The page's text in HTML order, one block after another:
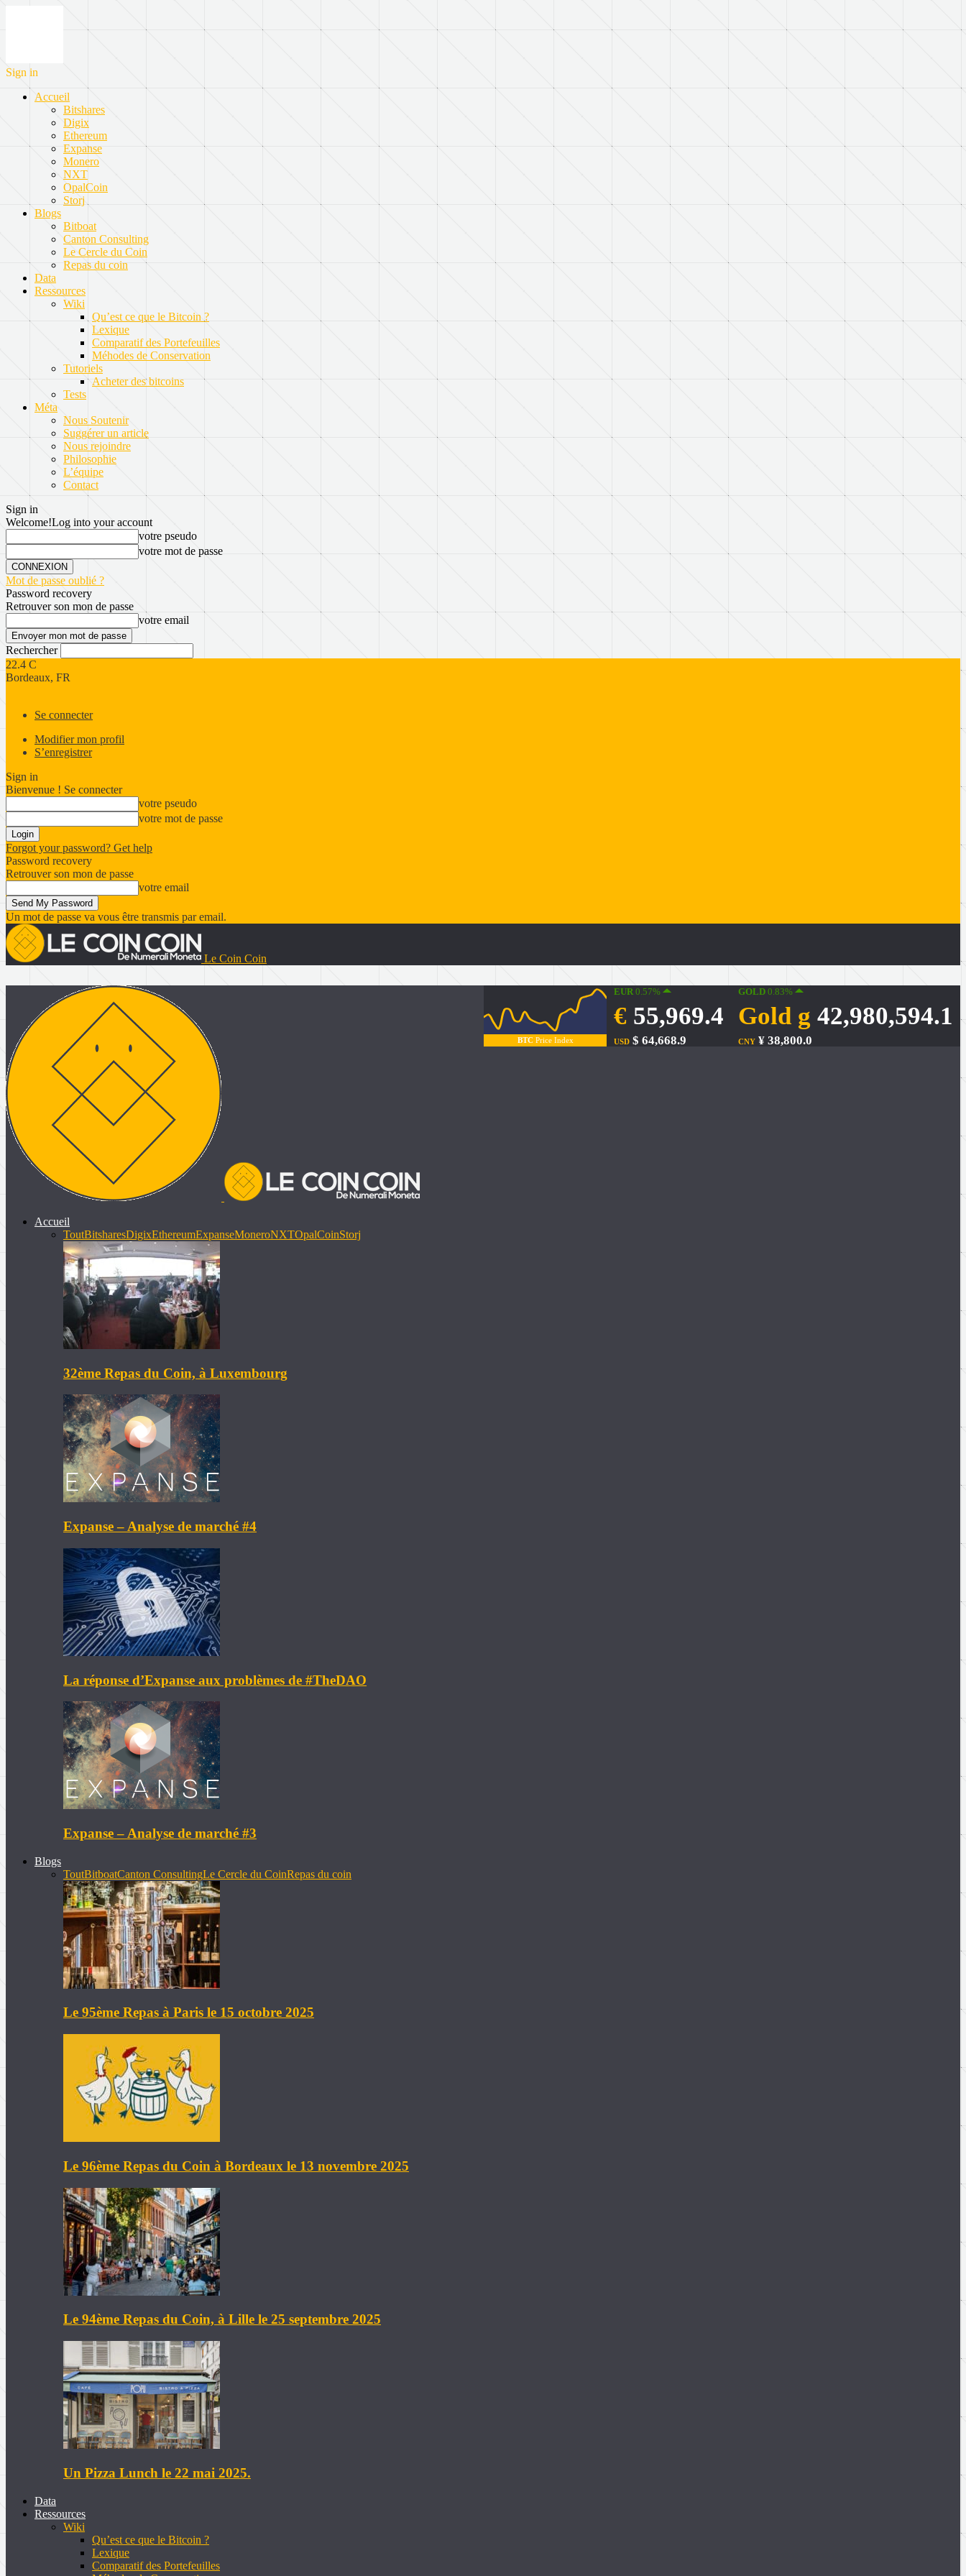
Sign in
Accueil
Bitshares
Digix
Ethereum
Expanse
Monero
NXT
OpalCoin
Storj
Blogs
Bitboat
Canton Consulting
Le Cercle du Coin
Repas du coin
Data
Ressources
Wiki
Qu’est ce que le Bitcoin ?
Lexique
Comparatif des Portefeuilles
Méhodes de Conservation
Tutoriels
Acheter des bitcoins
Tests
Méta
Nous Soutenir
Suggérer un article
Nous rejoindre
Philosophie
L’équipe
Contact
Sign in
Welcome!Log into your account
votre pseudo
votre mot de passe
Mot de passe oublié ?
Password recovery
Retrouver son mon de passe
votre email
Rechercher
22.4 C
Bordeaux, FR
Se connecter
Modifier mon profil
S’enregistrer
Sign in
Bienvenue ! Se connecter
votre pseudo
votre mot de passe
Forgot your password? Get help
Password recovery
Retrouver son mon de passe
votre email
Un mot de passe va vous être transmis par email.
Le Coin Coin
BTCPrice Index
EUR0.57%
€ 55,969.4
USD $ 64,668.9
GOLD 0.83%
Gold g 42,980,594.1
CNY ¥ 38,800.0
Accueil
ToutBitsharesDigixEthereumExpanseMoneroNXTOpalCoinStorj
32ème Repas du Coin, à Luxembourg
Expanse – Analyse de marché #4
La réponse d’Expanse aux problèmes de #TheDAO
Expanse – Analyse de marché #3
Blogs
ToutBitboatCanton ConsultingLe Cercle du CoinRepas du coin
Le 95ème Repas à Paris le 15 octobre 2025
Le 96ème Repas du Coin à Bordeaux le 13 novembre 2025
Le 94ème Repas du Coin, à Lille le 25 septembre 2025
Un Pizza Lunch le 22 mai 2025.
Data
Ressources
Wiki
Qu’est ce que le Bitcoin ?
Lexique
Comparatif des Portefeuilles